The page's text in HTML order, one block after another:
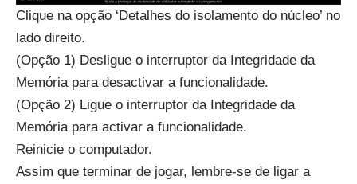
Clique na opção ‘Detalhes do isolamento do núcleo’ no
lado direito.
(Opção 1) Desligue o interruptor da Integridade da
Memória para desactivar a funcionalidade.
(Opção 2) Ligue o interruptor da Integridade da
Memória para activar a funcionalidade.
Reinicie o computador.
Assim que terminar de jogar, lembre-se de ligar a